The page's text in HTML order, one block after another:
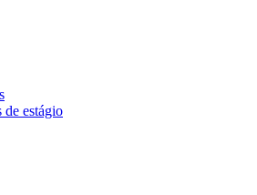
de estágio